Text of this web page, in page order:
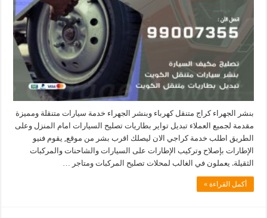
بنشر الجهراء كراج متنقل كهرباء وبنشر الجهراء خدمة سيارات متنقلة ومميزة
مقدمة لجميع العملاء تبديل تواير بطاريات تصليح السيارات امام المنزل وعلى
الطريق اطلب خدمة كراجي الان ليصلك اقرب بشر من موقع, يقوم فنيو
الإطارات بإصلاح وتركيب الإطارات على السيارات والشاحنات والمركبات
الثقيلة. يعملون في الغالب لمحلات تصليح المركبات ومتاجر …
أكمل القراءة »